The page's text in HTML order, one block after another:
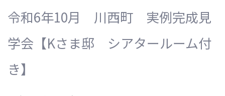
令和6年10月 川西町 実例完成見
学会【Kさま邸 シアタールーム付
き】